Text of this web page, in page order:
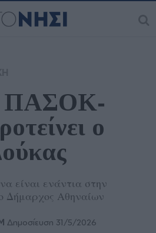
ΠΑΣΟΚ‑
ο
είναι ενάντια στην
Δήμαρχος Αθηναίων
Δημοσίευση 31/5/2026